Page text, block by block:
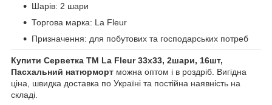
Шарів: 2 шари
Торгова марка: La Fleur
Призначення: для побутових та господарських потреб
Купити Серветка ТМ La Fleur 33х33, 2шари, 16шт,
Пасхальний натюрморт можна оптом і в роздріб. Вигідна
ціна, швидка доставка по Україні та постійна наявність на
складі.